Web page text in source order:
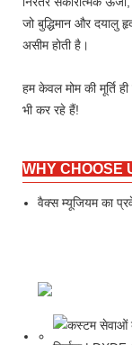
जो बुद्धिमान और
असीम होती है।
हम केवल मोम की मूर्ति
भी कर रहे हैं!
WHY CHOOSE
वैक्स म्यूजियम का